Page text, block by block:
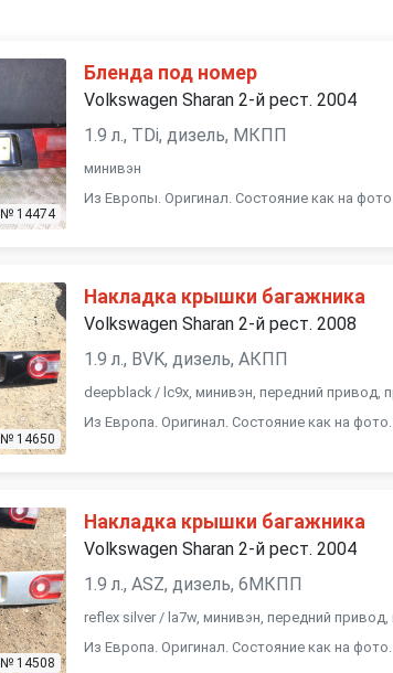
№ 14474
Бленда под номер
Volkswagen Sharan 2-й рест. 2004
1.9 л., TDi, дизель, МКПП
минивэн
Из Европы. Оригинал. Состояние как на
№ 14650
Накладка крышки багажника
Volkswagen Sharan 2-й рест. 2008
1.9 л., BVK, дизель, АКПП
deepblack / lc9x, минивэн, передний привод,
Из Европа. Оригинал. Состояние как на фото.
№ 14508
Накладка крышки багажника
Volkswagen Sharan 2-й рест. 2004
1.9 л., ASZ, дизель, 6МКПП
reflex silver / la7w, минивэн, передний
Из Европа. Оригинал. Состояние как на фото.